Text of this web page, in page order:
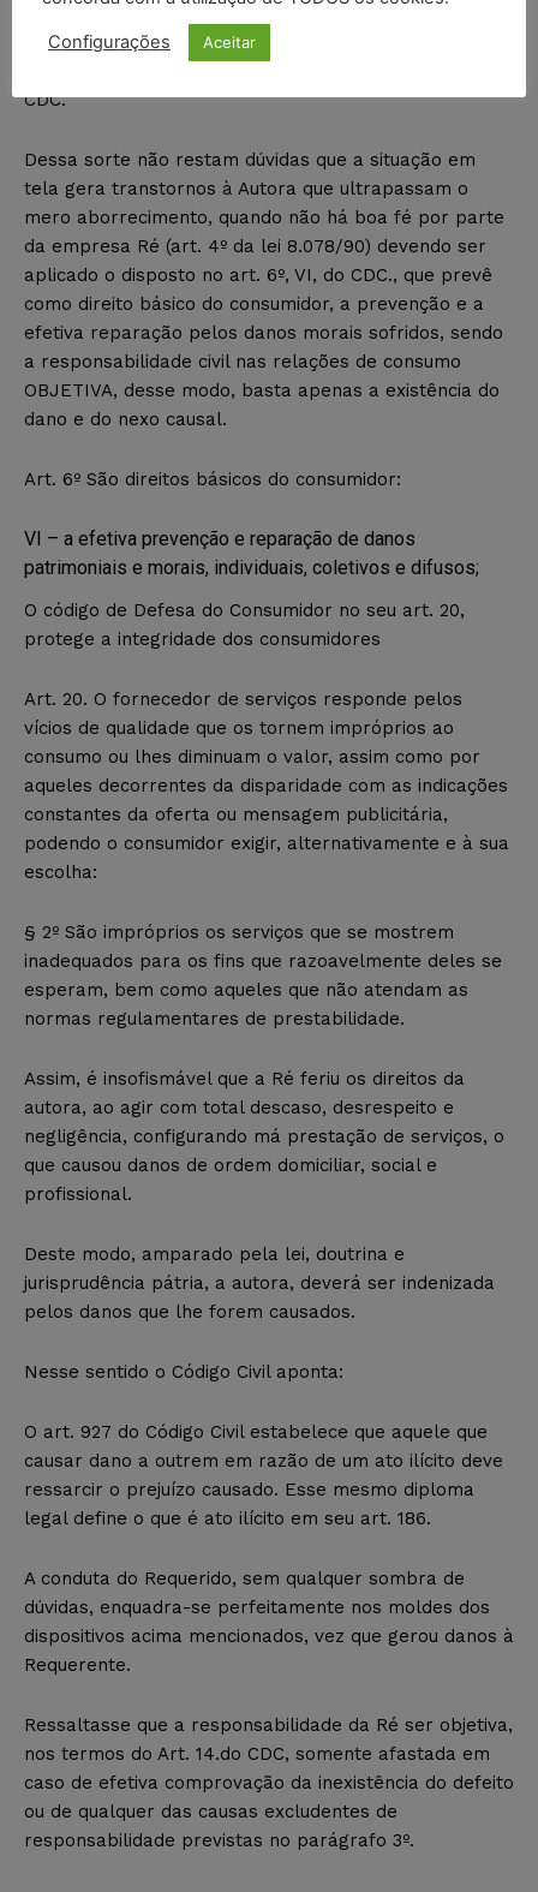
Vossa Excelência, a Ré integra a cadeia de consumo,
restando configurada a responsabilidade, estatuída, no
CDC.
Dessa sorte não restam dúvidas que a situação em
tela gera transtornos à Autora que ultrapassam o
mero aborrecimento, quando não há boa fé por parte
da empresa Ré (art. 4º da lei 8.078/90) devendo ser
aplicado o disposto no art. 6º, VI, do CDC., que prevê
como direito básico do consumidor, a prevenção e a
efetiva reparação pelos danos morais sofridos, sendo
a responsabilidade civil nas relações de consumo
OBJETIVA, desse modo, basta apenas a existência do
dano e do nexo causal.
Art. 6º São direitos básicos do consumidor:
VI – a efetiva prevenção e reparação de danos
patrimoniais e morais, individuais, coletivos e difusos;
O código de Defesa do Consumidor no seu art. 20,
protege a integridade dos consumidores
Art. 20. O fornecedor de serviços responde pelos
vícios de qualidade que os tornem impróprios ao
consumo ou lhes diminuam o valor, assim como por
aqueles decorrentes da disparidade com as indicações
constantes da oferta ou mensagem publicitária,
podendo o consumidor exigir, alternativamente e à sua
escolha:
§ 2º São impróprios os serviços que se mostrem
inadequados para os fins que razoavelmente deles se
esperam, bem como aqueles que não atendam as
normas regulamentares de prestabilidade.
Assim, é insofismável que a Ré feriu os direitos da
autora, ao agir com total descaso, desrespeito e
negligência, configurando má prestação de serviços, o
que causou danos de ordem domiciliar, social e
profissional.
Deste modo, amparado pela lei, doutrina e
jurisprudência pátria, a autora, deverá ser indenizada
pelos danos que lhe forem causados.
Nesse sentido o Código Civil aponta:
O art. 927 do Código Civil estabelece que aquele que
causar dano a outrem em razão de um ato ilícito deve
ressarcir o prejuízo causado. Esse mesmo diploma
legal define o que é ato ilícito em seu art. 186.
A conduta do Requerido, sem qualquer sombra de
dúvidas, enquadra-se perfeitamente nos moldes dos
dispositivos acima mencionados, vez que gerou danos à
Requerente.
Ressaltasse que a responsabilidade da Ré ser objetiva,
nos termos do Art. 14.do CDC, somente afastada em
caso de efetiva comprovação da inexistência do defeito
ou de qualquer das causas excludentes de
responsabilidade previstas no parágrafo 3º.
Configurações Aceitar